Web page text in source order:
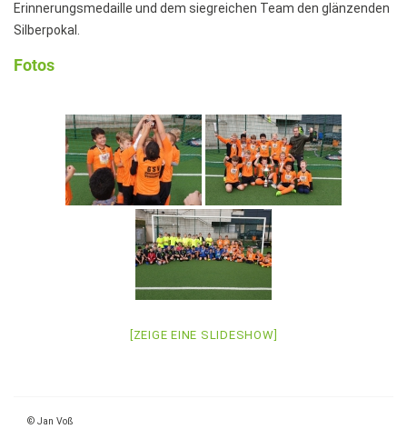
Lernstand 8
Sprachen- und Leseförderung
Musische Förderung
DFB-Talentförderung
Studieren ab 15
Betriebspraktikum
Erinnerungsmedaille und dem siegreichen Team den glänzenden
Silberpokal.
Fotos
[ZEIGE EINE SLIDESHOW]
© Jan Voß